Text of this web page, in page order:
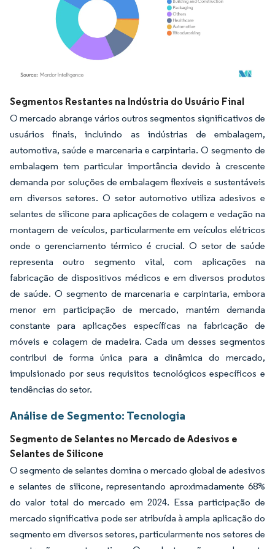
Imagem © Mordor Intelligence. O reuso requer atribuição conforme CC BY 4.0.
Segmentos Restantes na Indústria do Usuário Final
O mercado abrange vários outros segmentos significativos de
usuários finais, incluindo as indústrias de embalagem,
automotiva, saúde e marcenaria e carpintaria. O segmento de
embalagem tem particular importância devido à crescente
demanda por soluções de embalagem flexíveis e sustentáveis
em diversos setores. O setor automotivo utiliza adesivos e
selantes de silicone para aplicações de colagem e vedação na
montagem de veículos, particularmente em veículos elétricos
onde o gerenciamento térmico é crucial. O setor de saúde
representa outro segmento vital, com aplicações na
fabricação de dispositivos médicos e em diversos produtos
de saúde. O segmento de marcenaria e carpintaria, embora
menor em participação de mercado, mantém demanda
constante para aplicações específicas na fabricação de
móveis e colagem de madeira. Cada um desses segmentos
contribui de forma única para a dinâmica do mercado,
impulsionado por seus requisitos tecnológicos específicos e
tendências do setor.
Análise de Segmento: Tecnologia
Segmento de Selantes no Mercado de Adesivos e
Selantes de Silicone
O segmento de selantes domina o mercado global de adesivos
e selantes de silicone, representando aproximadamente 68%
do valor total do mercado em 2024. Essa participação de
mercado significativa pode ser atribuída à ampla aplicação do
segmento em diversos setores, particularmente nos setores de